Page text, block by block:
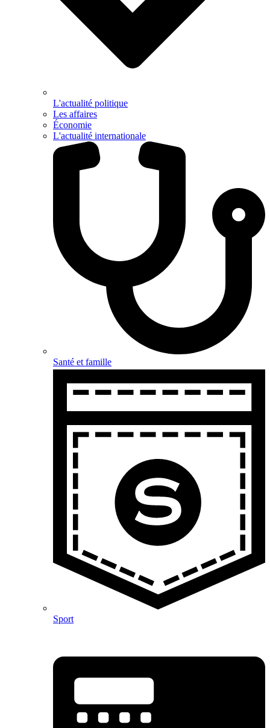
L'actualité politique
Les affaires
Économie
L'actualité internationale
Santé et famille
Sport